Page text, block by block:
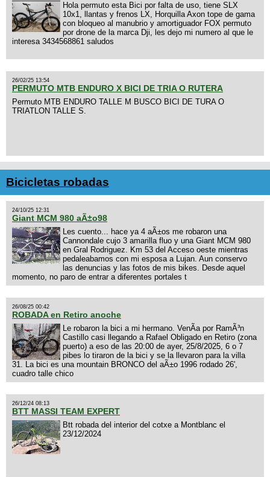
Hola permuto esta Bici por falta de uso, tiene SLX
10x1, llantas y frenos LX, Horquilla Axon tope de gama
con bloqueo al manubrio y amortiguador FOX permuto
por drone de la marca Dji, les dejo mi numero al que le
interesa 3434568861 saludos
26/02/25 13:54
PERMUTO MTB ENDURO X BICI DE TRIA O RUTERA
Permuto MTB ENDURO TALLE M BUSCO BICI DE TURA O
TRIATLON TALLE S.
Bicicletas robadas
24/10/25 12:31
Giant MCM 980 aÃ±o98
Les cuento... hace ya 4 aÃ±os me robaron una
Cannondale cujo 3 amarilla fluo y una Giant MCM 980
en Gral Rodriguez. Km 53 del Acceso oeste mientras
pedaleabamos con mi esposa a Lujan. Aun conservo
las denuncias y las fotos de mis bikes. Desde aquel
momento, no paro de entrar a diferentes portales t
26/08/25 00:42
ROBADA en Retiro anoche
Le robaron la bici a mi hermano. VenÃ­a por RamÃ³n
Castillo casi llegando a Rafael Obligado en Retiro (zona
puerto) a eso de las 20:00 de ayer, 25/8/2025, 6 o 7
pibes lo tiraron de la bici y se la llevaron para la villa
31. La bici es una mountain BRONCO del aÃ±o 1996 rodado 26',
cuadro talle chico
26/12/24 08:13
BTT MASSI TEAM EXPERT
Btt robada del interior del cotxe a Montblanc el
23/12/2024